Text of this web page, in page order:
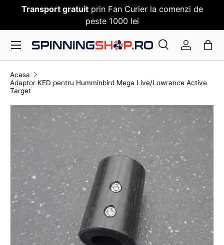
SARI PESTE CONTENT
Transport gratuitprin Fan Curier la comenzi de
peste 1000 lei
Cauta
CautaLog in
Meniu
Acasa
Adaptor KED pentru Humminbird Mega Live/Lowrance Active
Target
TRANSLATION MISSING: